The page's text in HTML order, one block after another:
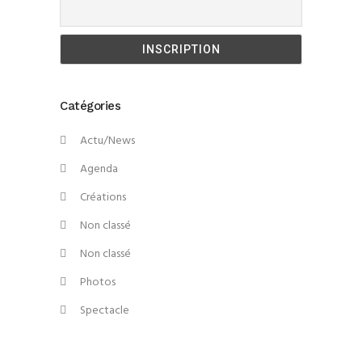
Catégories
Actu/News
Agenda
Créations
Non classé
Non classé
Photos
Spectacle